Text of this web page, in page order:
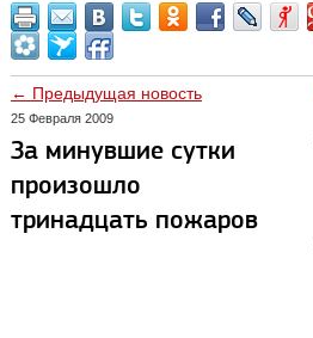
← Предыдущая новость
25 Февраля 2009
За минувшие сутки
произошло
тринадцать пожаров